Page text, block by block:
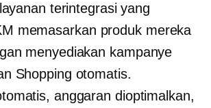
terintegrasi yang
memasarkan produk mereka
menyediakan kampanye
Shopping otomatis.
anggaran dioptimalkan,